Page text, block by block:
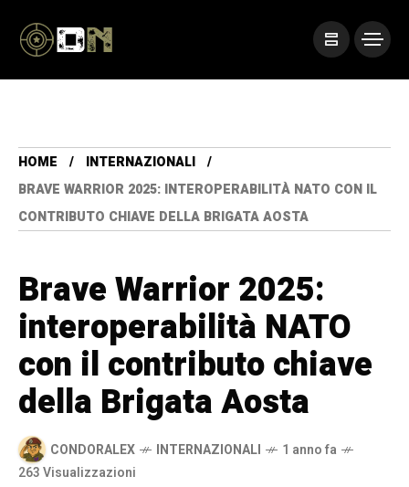
HOME
INTERNAZIONALI
BRAVE WARRIOR 2025: INTEROPERABILITÀ NATO CON IL
CONTRIBUTO CHIAVE DELLA BRIGATA AOSTA
Brave Warrior 2025:
interoperabilità NATO
con il contributo chiave
della Brigata Aosta
CONDORALEX INTERNAZIONALI
1 anno fa
263 Visualizzazioni